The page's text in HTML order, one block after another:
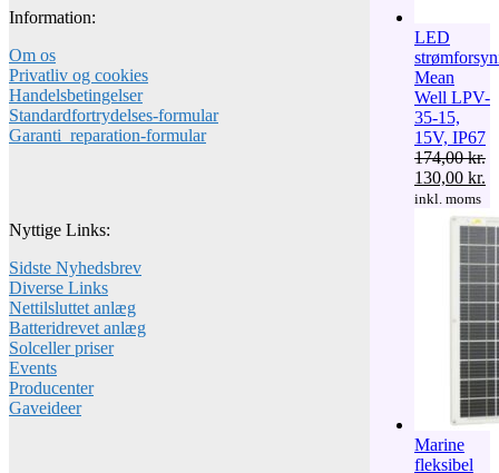
LED
Mean
Well LPV-
35-15,
15V, IP67
174,00kr.
Den
oprindelige
174,00 kr..
130,00 kr.
inkl. moms
Marine
fleksibel
Information:
Om os
Privatliv og cookies
Handelsbetingelser
Standardfortrydelses-formular
Garanti_reparation-formular
Nyttige Links:
Sidste Nyhedsbrev
Diverse Links
Nettilsluttet anlæg
Batteridrevet anlæg
Solceller priser
Events
Producenter
Gaveideer